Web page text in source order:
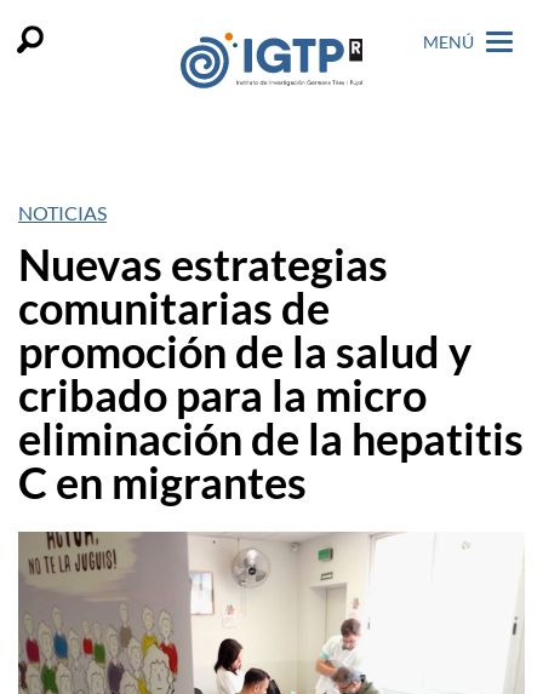
MENÚ
NOTICIAS
Nuevas estrategias
comunitarias de
promoción de la salud y
cribado para la micro
eliminación de la hepatitis
C en migrantes